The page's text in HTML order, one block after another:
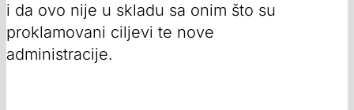
i da ovo nije u skladu sa onim što su
proklamovani ciljevi te nove
administracije.